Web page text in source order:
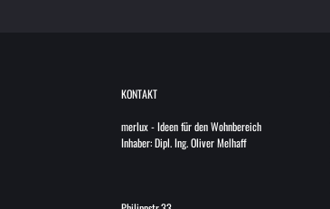
KONTAKT
merlux-Ideen für den Wohnbereich
Inhaber: Dipl. Ing. Oliver Melhaff